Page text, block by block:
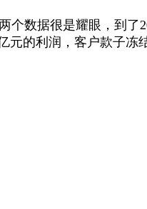
数据很是耀眼，到了
元的利润，客户款子冻